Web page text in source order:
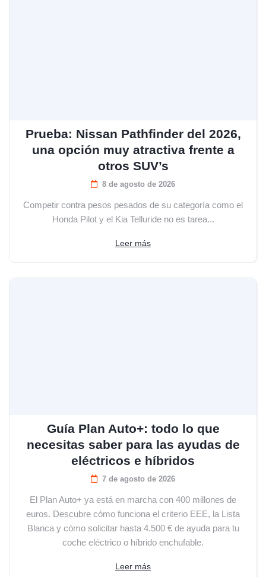
Prueba: Nissan Pathfinder del 2026,
una opción muy atractiva frente a
otros SUV’s
8 de agosto de 2026
Competir contra pesos pesados de su categoría como el
Honda Pilot y el Kia Telluride no es tarea...
Leer más
Guía Plan Auto+: todo lo que
necesitas saber para las ayudas de
eléctricos e híbridos
7 de agosto de 2026
El Plan Auto+ ya está en marcha con 400 millones de
euros. Descubre cómo funciona el criterio EEE, la Lista
Blanca y cómo solicitar hasta 4.500 € de ayuda para tu
coche eléctrico o híbrido enchufable.
Leer más